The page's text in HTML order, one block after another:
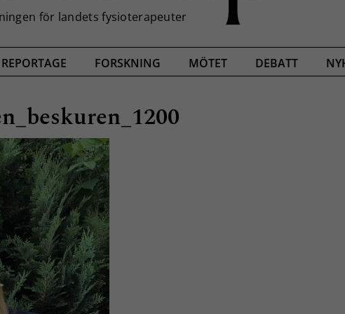
REPORTAGE FORSKNING MÖTET DEBATT